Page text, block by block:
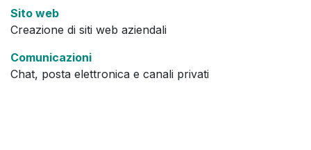
Sito web
Creazione di siti web aziendali
Comunicazioni
Chat, posta elettronica e canali privati